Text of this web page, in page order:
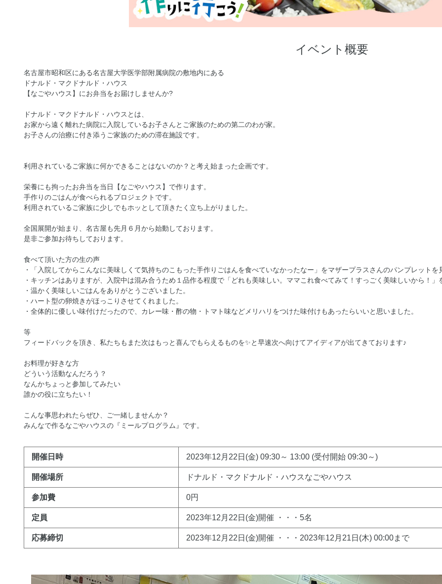
イベント概要
名古屋市昭和区にある名古屋大学医学部附属病院の敷地内にある
ドナルド・マクドナルド・ハウス
【なごやハウス】にお弁当をお届けしませんか?
ドナルド・マクドナルド・ハウスとは、
お家から遠く離れた病院に入院しているお子さんとご家族のための第二のわが家。
お子さんの治療に付き添うご家族のための滞在施設です。
利用されているご家族に何かできることはないのか？と考え始まった企画です。
栄養にも拘ったお弁当を当日【なごやハウス】で作ります。
手作りのごはんが食べられるプロジェクトです。
利用されているご家族に少しでもホッとして頂きたく立ち上がりました。
全国展開が始まり、名古屋も先月６月から始動しております。
是非ご参加お待ちしております。
食べて頂いた方の生の声
・「入院してからこんなに美味しくて気持ちのこもった手作りごはんを食べていなかったなー」をマザープラスさんのパンプレットを
・キッチンはありますが、入院中は混み合うため１品作る程度で「どれも美味しい。ママこれ食べてみて！すっごく美味しいから！」
・温かく美味しいごはんをありがとうございました。
・ハート型の卵焼きがほっこりさせてくれました。
・全体的に優しい味付けだったので、カレー味・酢の物・トマト味などメリハリをつけた味付けもあったらいいと思いました。
等
フィードバックを頂き、私たちもまた次はもっと喜んでもらえるものを✨と早速次へ向けてアイディアが出てきております♪
お料理が好きな方
どういう活動なんだろう？
なんかちょっと参加してみたい
誰かの役に立ちたい！
こんな事思われたらぜひ、ご一緒しませんか？
みんなで作るなごやハウスの『ミールプログラム』です。
開催日時 2023年12月22日(金) 09:30～ 13:00 (受付開始 09:30～)
開催場所 ドナルド・マクドナルド・ハウスなごやハウス
参加費 0円
定員 2023年12月22日(金)開催 ・・・5名
応募締切 2023年12月22日(金)開催 ・・・2023年12月21日(木) 00:00まで